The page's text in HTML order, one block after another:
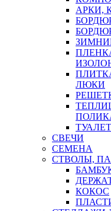
АРКИ,
ЛЮКИ
СВЕЧИ
СЕМЕНА
СТВОЛЫ,
КОКОС